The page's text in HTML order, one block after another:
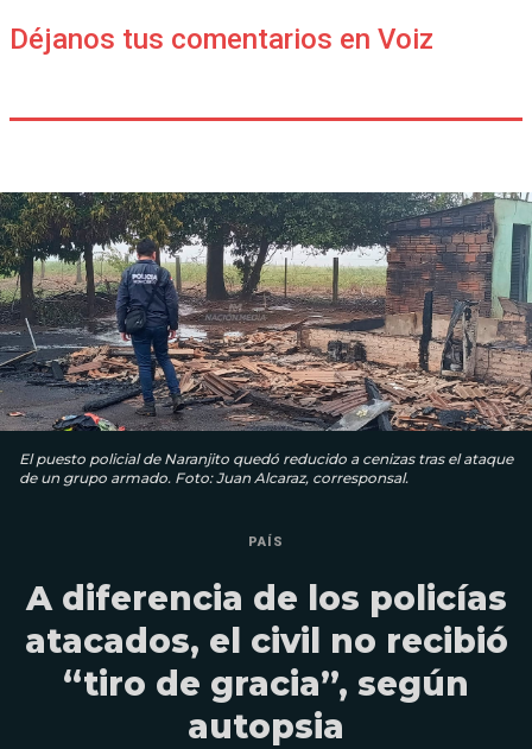
Déjanos tus comentarios en Voiz
El puesto policial de Naranjito quedó reducido a cenizas tras el ataque
de un grupo armado. Foto: Juan Alcaraz, corresponsal.
PAÍS
A diferencia de los policías
atacados, el civil no recibió
“tiro de gracia”, según
autopsia